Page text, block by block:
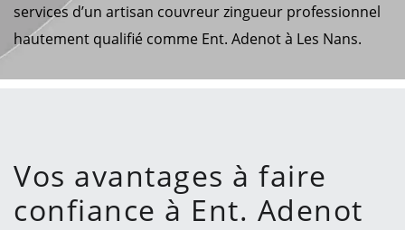
services d’un artisan couvreur zingueur professionnel
hautement qualifié comme Ent. Adenot à Les Nans.
Vos avantages à faire
confiance à Ent. Adenot